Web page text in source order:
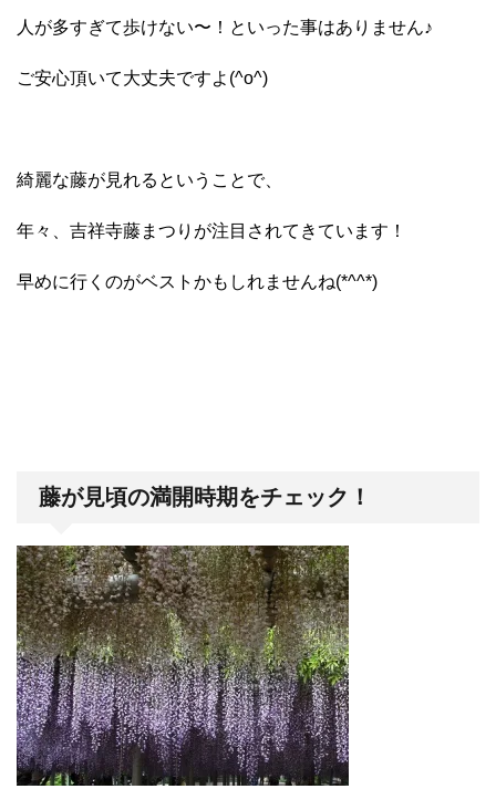
人が多すぎて歩けない〜！といった事はありません♪
ご安心頂いて大丈夫ですよ(^o^)
綺麗な藤が見れるということで、
年々、吉祥寺藤まつりが注目されてきています！
早めに行くのがベストかもしれませんね(*^^*)
藤が見頃の満開時期をチェック！